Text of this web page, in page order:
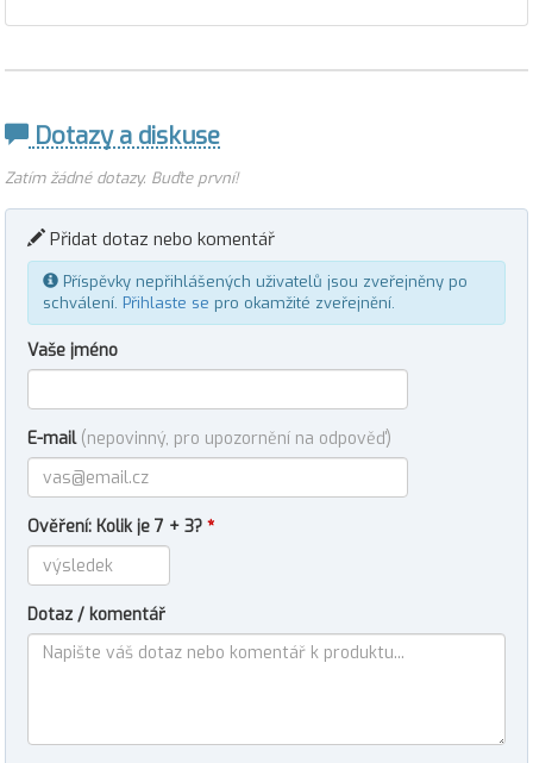
Dotazy a diskuse
Zatím žádné dotazy. Buďte první!
Přidat dotaz nebo komentář
Příspěvky nepřihlášených uživatelů jsou zveřejněny po
schválení. Přihlaste se pro okamžité zveřejnění.
Vaše jméno
E-mail (nepovinný, pro upozornění na odpověď)
Ověření: Kolik je 7 + 3? *
Dotaz / komentář